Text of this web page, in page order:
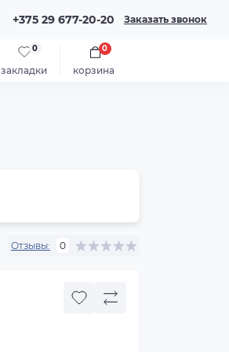
+375 29 677-20-20 Заказать звонок
закладки
0
корзина
0
Отзывы: 0